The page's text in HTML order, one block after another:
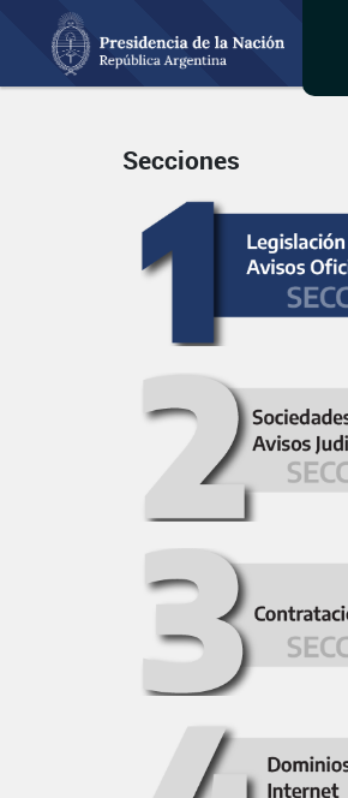
Secciones